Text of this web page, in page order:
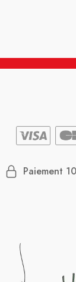
Paiement